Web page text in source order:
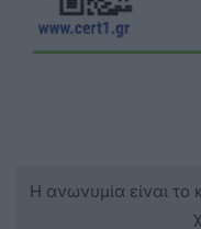
Η ανωνυμία είναι το